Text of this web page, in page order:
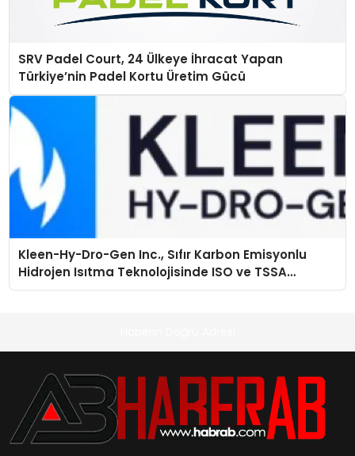
SRV Padel Court, 24 Ülkeye İhracat Yapan
Türkiye’nin Padel Kortu Üretim Gücü
Kleen-Hy-Dro-Gen Inc., Sıfır Karbon Emisyonlu
Hidrojen Isıtma Teknolojisinde ISO ve TSSA
Düzenleyici Onaylarını Aldı